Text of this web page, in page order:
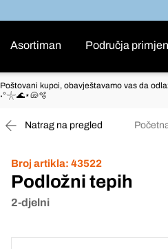
Asortiman Područja
Poštovani kupci, obavještavamo vas da
˖°𓇼🌊⋆🐚🫧
Natrag na pregled
Broj artikla: 43522
Podložni tepih
2-djelni